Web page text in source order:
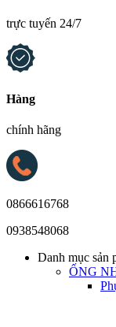
trực tuyến 24/7
Hàng
chính hãng
0866616768
0938548068
Danh mục sản
ỐNG